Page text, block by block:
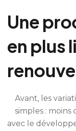
Une
en plus
Avant, les
simples : moins
avec le